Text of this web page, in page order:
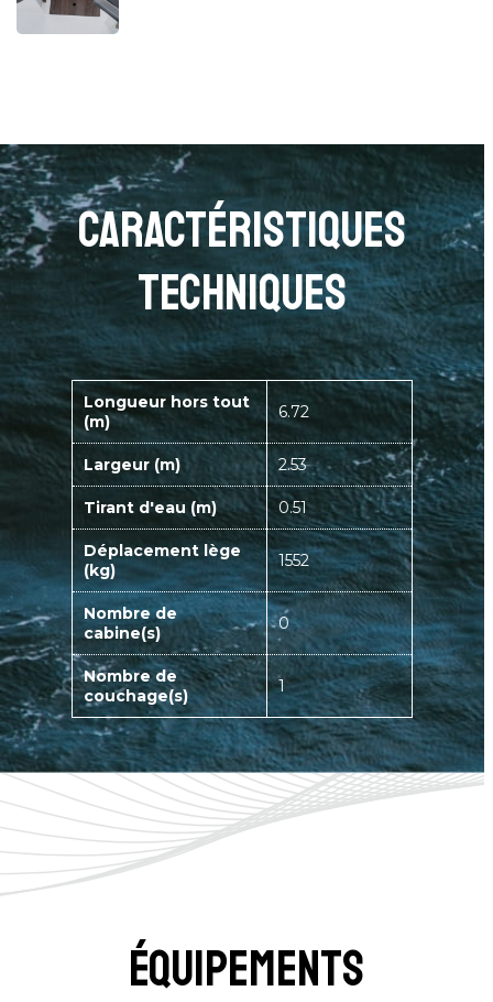
caractéristiques
techniques
Longueur hors tout
(m)
6.72
Largeur (m) 2.53
Tirant d'eau (m) 0.51
Déplacement lège
(kg)
1552
Nombre de
cabine(s)
0
Nombre de
couchage(s)
1
équipements